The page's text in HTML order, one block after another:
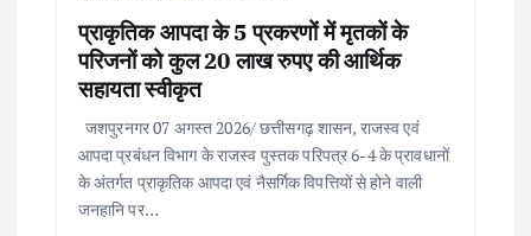
प्राकृतिक आपदा के 5 प्रकरणों में मृतकों के
परिजनों को कुल 20 लाख रुपए की आर्थिक
सहायता स्वीकृत
जशपुरनगर 07 अगस्त 2026/ छत्तीसगढ़ शासन, राजस्व एवं
आपदा प्रबंधन विभाग के राजस्व पुस्तक परिपत्र 6-4 के प्रावधानों
के अंतर्गत प्राकृतिक आपदा एवं नैसर्गिक विपत्तियों से होने वाली
जनहानि पर…